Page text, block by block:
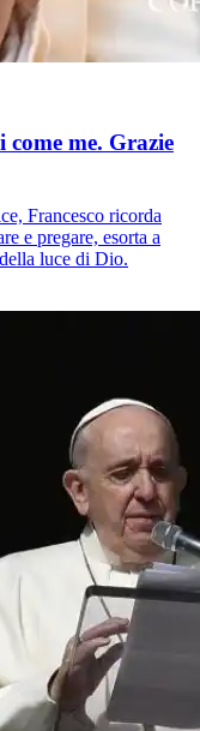
me. Grazie
Francesco ricorda
e pregare, esorta a
luce di Dio.